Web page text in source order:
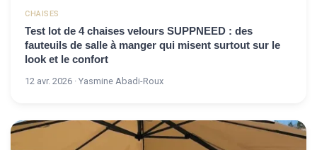
CHAISES
Test lot de 4 chaises velours SUPPNEED : des
fauteuils de salle à manger qui misent surtout sur le
look et le confort
12 avr. 2026 · Yasmine Abadi-Roux